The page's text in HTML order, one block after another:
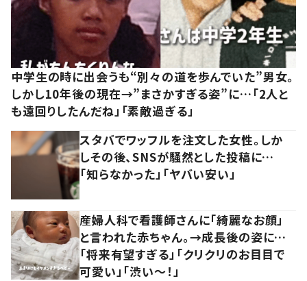
中学生の時に出会うも“別々の道を歩んでいた”男女。
しかし10年後の現在→”まさかすぎる姿”に…「2人と
も遠回りしたんだね」「素敵過ぎる」
スタバでワッフルを注文した女性。しか
しその後、SNSが騒然とした投稿に…
「知らなかった」「ヤバい安い」
産婦人科で看護師さんに「綺麗なお顔」
と言われた赤ちゃん。→成長後の姿に…
「将来有望すぎる」「クリクリのお目目で
可愛い」「渋い～！」